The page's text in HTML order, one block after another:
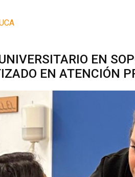
EN
EN ATENCIÓN